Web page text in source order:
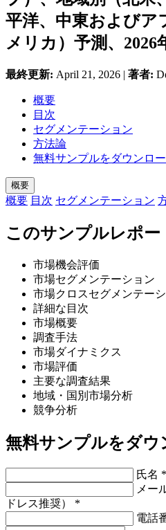
平洋、中東およびア
メリカ）予測、2026
最終更新: April 21, 2026 | 著者:
概要
目次
セグメンテーション
方法論
無料サンプルをダウンロ
概要
概要 目次 セグメンテーション
このサンプルレポ
市場機会評価
市場セグメンテーション
市場クロスセグメンテー
詳細な目次
市場概要
調査手法
市場ダイナミクス
市場評価
主要な調査結果
地域・国別市場分析
競争分析
無料サンプルをダウ
氏名 *
メー
ドレス推奨） *
電話